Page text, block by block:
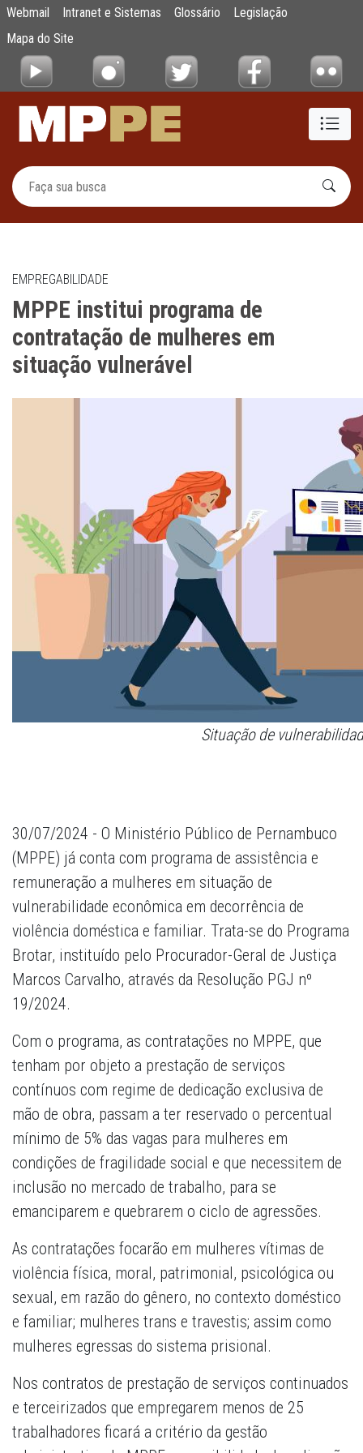
Pular para o Conteúdo principal
MPPE institui programa de contratação de
Webmail Intranet e Sistemas Glossário
Legislação
Mapa do Site
EMPREGABILIDADE
MPPE institui programa de
contratação de mulheres em
situação vulnerável
Situação de
30/07/2024 - O Ministério Público de Pernambuco
(MPPE) já conta com programa de assistência e
remuneração a mulheres em situação de
vulnerabilidade econômica em decorrência de
violência doméstica e familiar. Trata-se do Programa
Brotar, instituído pelo Procurador-Geral de Justiça
Marcos Carvalho, através da Resolução PGJ nº
19/2024.
Com o programa, as contratações no MPPE, que
tenham por objeto a prestação de serviços
contínuos com regime de dedicação exclusiva de
mão de obra, passam a ter reservado o percentual
mínimo de 5% das vagas para mulheres em
condições de fragilidade social e que necessitem de
inclusão no mercado de trabalho, para se
emanciparem e quebrarem o ciclo de agressões.
As contratações focarão em mulheres vítimas de
violência física, moral, patrimonial, psicológica ou
sexual, em razão do gênero, no contexto doméstico
e familiar; mulheres trans e travestis; assim como
mulheres egressas do sistema prisional.
Nos contratos de prestação de serviços continuados
e terceirizados que empregarem menos de 25
trabalhadores ficará a critério da gestão